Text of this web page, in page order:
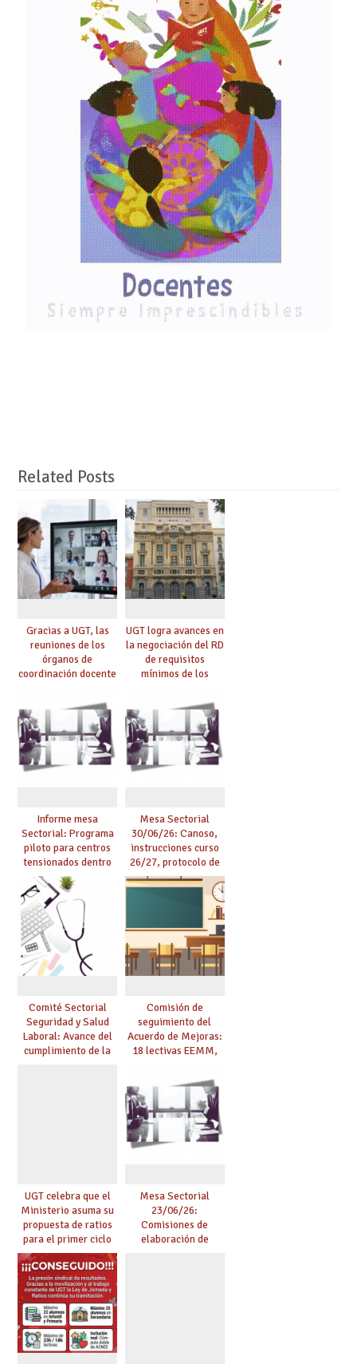
Related Posts
Gracias a UGT, las
reuniones de los
órganos de
coordinación docente
de manera
telemática, sin exigir
presencialidad en el
centro
UGT logra avances en
la negociación del RD
de requisitos
mínimos de los
exige al Ministerio
que los compromisos
se materialicen con
la mayor agilidad
posible
Informe mesa
Sectorial: Programa
piloto para centros
tensionados dentro
del marco del
Acuerdo de Mejoras y
evaluación del curso
25/26
Mesa Sectorial
30/06/26: Canoso,
instrucciones curso
26/27, protocolo de
agresiones.
Comité Sectorial
Seguridad y Salud
Laboral: Avance del
cumplimiento de la
Comisión de
seguimiento del
Acuerdo de Mejoras:
18 lectivas EEMM,
mayores 55 y pilotaje
en centros
tensionados
UGT celebra que el
Ministerio asuma su
propuesta de ratios
para el primer ciclo
de Infantil y pide
extender la misma
ambición al resto de
etapas
Mesa Sectorial
23/06/26:
Comisiones de
elaboración de